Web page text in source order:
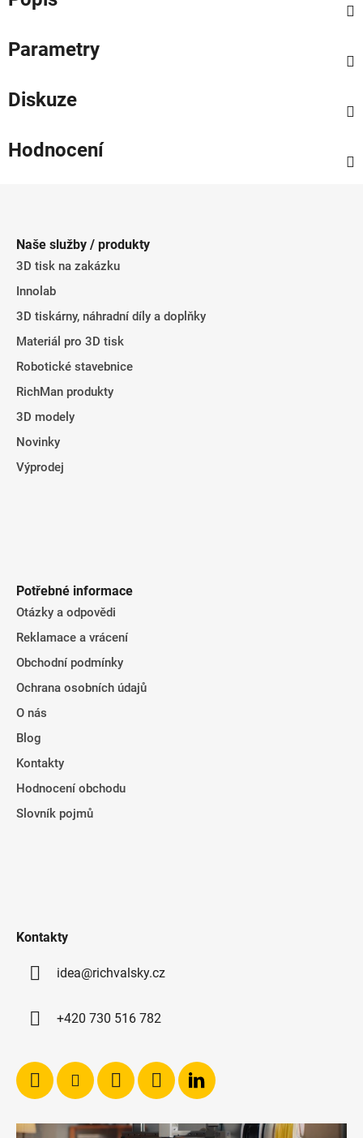
Parametry
Diskuze
Hodnocení
Naše služby / produkty
3D tisk na zakázku
Innolab
3D tiskárny, náhradní díly a doplňky
Materiál pro 3D tisk
Robotické stavebnice
RichMan produkty
3D modely
Novinky
Výprodej
Potřebné informace
Otázky a odpovědi
Reklamace a vrácení
Obchodní podmínky
Ochrana osobních údajů
O nás
Blog
Kontakty
Hodnocení obchodu
Slovník pojmů
Kontakty
idea@richvalsky.cz
+420 730 516 782